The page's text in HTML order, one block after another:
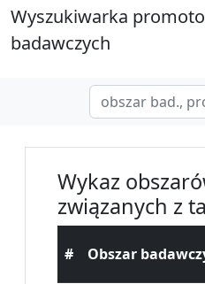
Wyszukiwarka
badawczych
Wykaz
związanych z
# Obszar